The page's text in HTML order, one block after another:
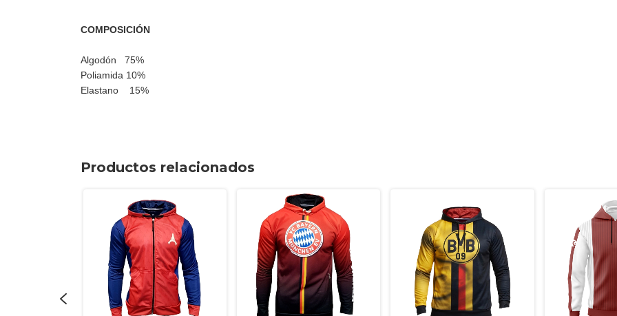
COMPOSICIÓN
Algodón 75%
Poliamida 10%
Elastano 15%
Productos relacionados